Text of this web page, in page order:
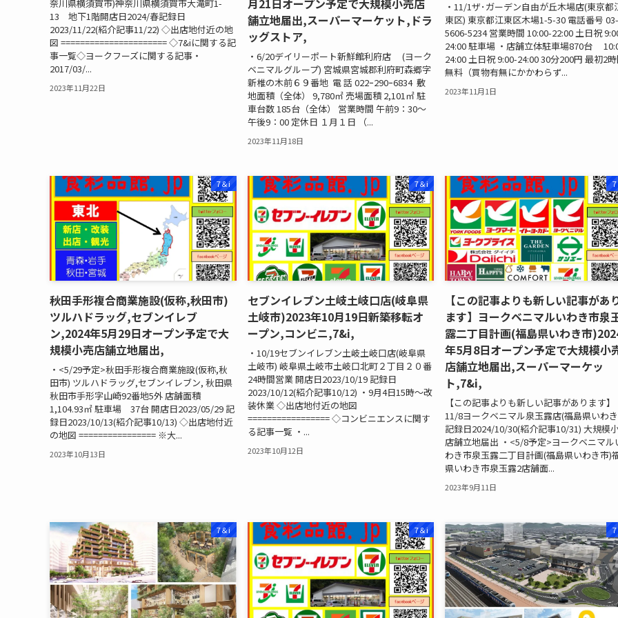
奈川県横須賀市)神奈川県横須賀市大滝町1-
13 地下1階開店日2024/春記録日
2023/11/22(紹介記事11/22) ◇出店地付近の地
図 ====================== ◇7&iに関する記
事一覧◇ヨークフーズに関する記事・
2017/03/...
2023年11月22日
月21日オープン予定で大規模小売店
舗立地届出,スーパーマーケット,ドラ
ッグストア,
・6/20デイリーポート新鮮館利府店 (ヨーク
ベニマルグループ) 宮城県宮城郡利府町森郷字
新椎の木前６９番地 電 話 022ｰ290ｰ6834 敷
地面積（全体） 9,780㎡ 売場面積 2,101㎡ 駐
車台数 185台（全体） 営業時間 午前9：30～
午後9：00 定休日 １月１日 （...
2023年11月18日
・11/1ザ･ガーデン自由が丘木場店(東京都
東区) 東京都江東区木場1-5-30 電話番号
5606-5234 営業時間 10:00-22:00 土日祝
24:00 駐車場 ・店舗立体駐車場870台
24:00 土日祝 9:00-24:00 30分200円 最初2
無料（買物有無にかかわらず...
2023年11月1日
7＆i
秋田手形複合商業施設(仮称,秋田市)
ツルハドラッグ,セブンイレブ
ン,2024年5月29日オープン予定で大
規模小売店舗立地届出,
・<5/29予定>秋田手形複合商業施設(仮称,秋
田市) ツルハドラッグ,セブンイレブン, 秋田県
秋田市手形字山崎92番地5外 店舗面積
1,104.93㎡ 駐車場 37台 開店日2023/05/29 記
録日2023/10/13(紹介記事10/13) ◇出店地付近
の地図 ================ ※大...
2023年10月13日
7＆i
セブンイレブン土岐土岐口店(岐阜県
土岐市)2023年10月19日新築移転オ
ープン,コンビニ,7&i,
・10/19セブンイレブン土岐土岐口店(岐阜県
土岐市) 岐阜県土岐市土岐口北町２丁目２０番
24時間営業 開店日2023/10/19 記録日
2023/10/12(紹介記事10/12) ・9月4日15時～改
装休業 ◇出店地付近の地図
================= ◇コンビニエンスに関す
る記事一覧 ・...
2023年10月12日
【この記事よりも新しい記事があ
ます】ヨークベニマルいわき市泉
露二丁目計画(福島県いわき市
年5月8日オープン予定で大規模小
店舗立地届出,スーパーマーケッ
ト,7&i,
【この記事よりも新しい記事があります】
11/8ヨークベニマル泉玉露店(福島県いわ
記録日2024/10/30(紹介記事10/31) 大規模
店舗立地届出 ・<5/8予定>ヨークベニマル
わき市泉玉露二丁目計画(福島県いわき市)
県いわき市泉玉露2店舗面...
2023年9月11日
7＆i 7＆i